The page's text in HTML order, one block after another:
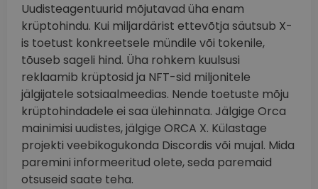
Uudisteagentuurid mõjutavad üha enam
krüptohindu. Kui miljardärist ettevõtja säutsub X-
is toetust konkreetsele mündile või tokenile,
tõuseb sageli hind. Üha rohkem kuulsusi
reklaamib krüptosid ja NFT-sid miljonitele
jälgijatele sotsiaalmeedias. Nende toetuste mõju
krüptohindadele ei saa ülehinnata. Jälgige Orca
mainimisi uudistes, jälgige ORCA X. Külastage
projekti veebikogukonda Discordis või mujal. Mida
paremini informeeritud olete, seda paremaid
otsuseid saate teha.